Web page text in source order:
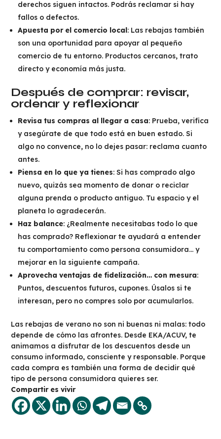
derechos siguen intactos. Podrás reclamar si hay
fallos o defectos.
Apuesta por el comercio local: Las rebajas también
son una oportunidad para apoyar al pequeño
comercio de tu entorno. Productos cercanos, trato
directo y economía más justa.
Después de comprar: revisar,
ordenar y reflexionar
Revisa tus compras al llegar a casa: Prueba, verifica
y asegúrate de que todo está en buen estado. Si
algo no convence, no lo dejes pasar: reclama cuanto
antes.
Piensa en lo que ya tienes: Si has comprado algo
nuevo, quizás sea momento de donar o reciclar
alguna prenda o producto antiguo. Tu espacio y el
planeta lo agradecerán.
Haz balance: ¿Realmente necesitabas todo lo que
has comprado? Reflexionar te ayudará a entender
tu comportamiento como persona consumidora… y
mejorar en la siguiente campaña.
Aprovecha ventajas de fidelización… con mesura:
Puntos, descuentos futuros, cupones. Úsalos si te
interesan, pero no compres solo por acumularlos.
Las rebajas de verano no son ni buenas ni malas: todo
depende de cómo las afrontes. Desde EKA/ACUV, te
animamos a disfrutar de los descuentos desde un
consumo informado, consciente y responsable. Porque
cada compra es también una forma de decidir qué
tipo de persona consumidora quieres ser.
Compartir es vivir